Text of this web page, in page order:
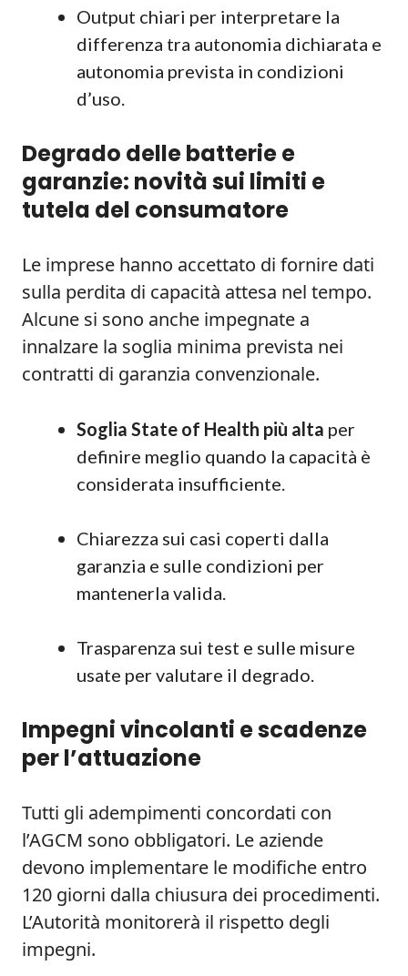
Output chiari per interpretare la
differenza tra autonomia dichiarata e
autonomia prevista in condizioni
d’uso.
Degrado delle batterie e
garanzie: novità sui limiti e
tutela del consumatore
Le imprese hanno accettato di fornire dati
sulla perdita di capacità attesa nel tempo.
Alcune si sono anche impegnate a
innalzare la soglia minima prevista nei
contratti di garanzia convenzionale.
Soglia State of Health più alta per
definire meglio quando la capacità è
considerata insufficiente.
Chiarezza sui casi coperti dalla
garanzia e sulle condizioni per
mantenerla valida.
Trasparenza sui test e sulle misure
usate per valutare il degrado.
Impegni vincolanti e scadenze
per l’attuazione
Tutti gli adempimenti concordati con
l’AGCM sono obbligatori. Le aziende
devono implementare le modifiche entro
120 giorni dalla chiusura dei procedimenti.
L’Autorità monitorerà il rispetto degli
impegni.